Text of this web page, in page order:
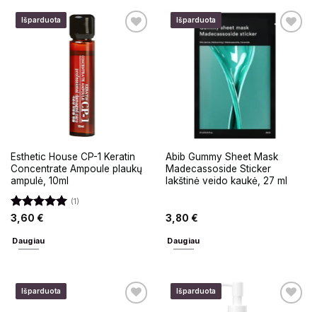
Išparduota
Esthetic House CP-1 Keratin
Concentrate Ampoule plaukų
ampulė, 10ml
Įvertinimas:
(1)
3,60 €
Daugiau
Išparduota
Abib Gummy Sheet Mask
Madecassoside Sticker
lakštinė veido kaukė, 27 ml
3,80 €
Daugiau
Išparduota Išparduota